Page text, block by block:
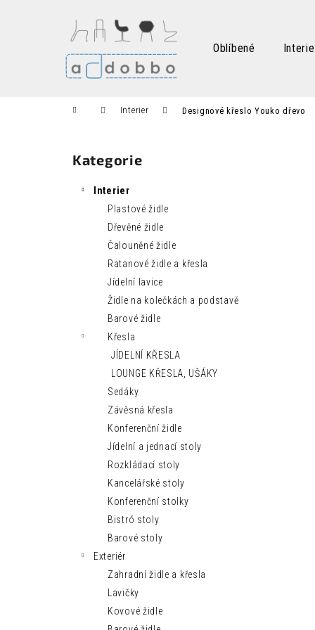
Oblíbené
Domů Interier Designové křeslo Youko dřevo
Přeskočit
kategorie
Kategorie
Interier
Plastové židle
Dřevěné židle
Čalouněné židle
Ratanové židle a křesla
Jídelní lavice
Židle na kolečkách a podstavě
Barové židle
Křesla
JÍDELNÍ KŘESLA
LOUNGE KŘESLA, UŠÁKY
Sedáky
Závěsná křesla
Konferenční židle
Jídelní a jednací stoly
Rozkládací stoly
Kancelářské stoly
Konferenční stolky
Bistró stoly
Barové stoly
Exteriér
Zahradní židle a křesla
Lavičky
Kovové židle
MODERNÍ LEHÁTKO IBIZA SUN
9 150 Kč